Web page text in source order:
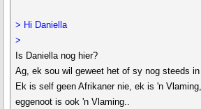
> Hi Daniella
>
Is Daniella nog hier?
Ag, ek sou wil geweet het of sy nog steeds
Ek is self geen Afrikaner nie, ek is 'n
eggenoot is ook 'n Vlaming..